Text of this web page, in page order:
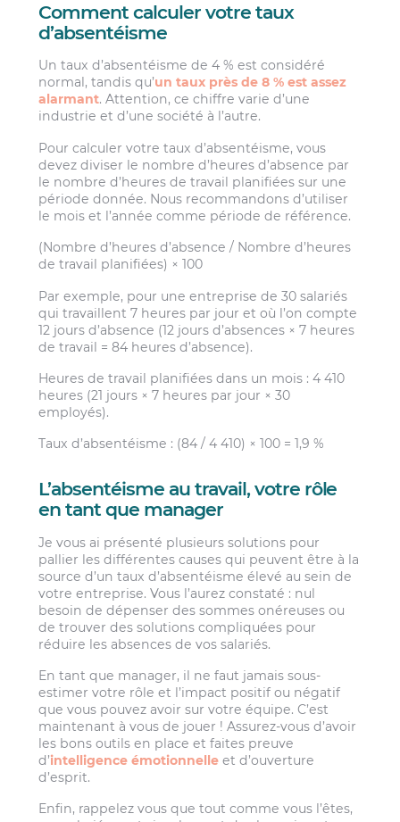
Comment calculer votre taux
d’absentéisme
Un taux d’absentéisme de 4 % est considéré
normal, tandis qu’un taux près de 8 % est assez
alarmant. Attention, ce chiffre varie d’une
industrie et d’une société à l’autre.
Pour calculer votre taux d’absentéisme, vous
devez diviser le nombre d’heures d’absence par
le nombre d’heures de travail planifiées sur une
période donnée. Nous recommandons d’utiliser
le mois et l’année comme période de référence.
(Nombre d’heures d’absence / Nombre d’heures
de travail planifiées) × 100
Par exemple, pour une entreprise de 30 salariés
qui travaillent 7 heures par jour et où l’on compte
12 jours d’absence (12 jours d’absences × 7 heures
de travail = 84 heures d’absence).
Heures de travail planifiées dans un mois : 4 410
heures (21 jours × 7 heures par jour × 30
employés).
Taux d’absentéisme : (84 / 4 410) × 100 = 1,9 %
L’absentéisme au travail, votre rôle
en tant que manager
Je vous ai présenté plusieurs solutions pour
pallier les différentes causes qui peuvent être à la
source d’un taux d’absentéisme élevé au sein de
votre entreprise. Vous l’aurez constaté : nul
besoin de dépenser des sommes onéreuses ou
de trouver des solutions compliquées pour
réduire les absences de vos salariés.
En tant que manager, il ne faut jamais sous-
estimer votre rôle et l’impact positif ou négatif
que vous pouvez avoir sur votre équipe. C’est
maintenant à vous de jouer ! Assurez-vous d’avoir
les bons outils en place et faites preuve
d’intelligence émotionnelle et d’ouverture
d’esprit.
Enfin, rappelez vous que tout comme vous l’êtes,